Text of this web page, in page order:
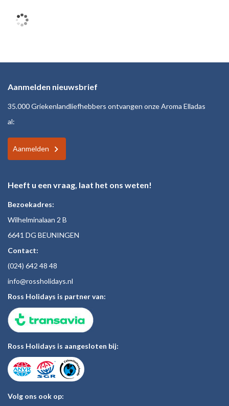
Aanmelden nieuwsbrief
35.000 Griekenlandliefhebbers ontvangen onze Aroma Elladas
al:
Aanmelden
Heeft u een vraag, laat het ons weten!
Bezoekadres:
Wilhelminalaan 2 B
6641 DG BEUNINGEN
Contact:
(024) 642 48 48
info@rossholidays.nl
Ross Holidays is partner van:
Ross Holidays is aangesloten bij:
Volg ons ook op: